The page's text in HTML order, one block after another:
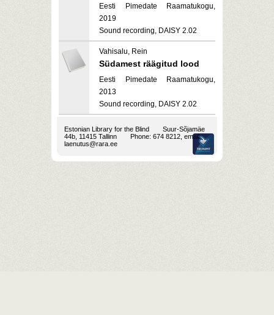
Eesti Pimedate Raamatukogu,
2019
Sound recording, DAISY 2.02
Vahisalu, Rein
Südamest räägitud lood
Eesti Pimedate Raamatukogu,
2013
Sound recording, DAISY 2.02
Estonian Library for the Blind
Suur-Sõjamäe
44b, 11415 Tallinn
Phone: 674 8212, email:
laenutus@rara.ee